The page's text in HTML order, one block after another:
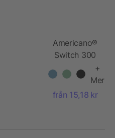
Americano®
Switch 300
ml med 360°
lock
+
Mer
från 15,18 kr